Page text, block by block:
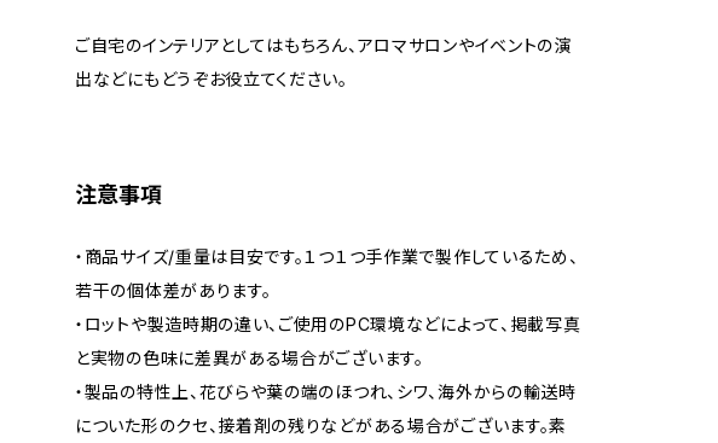
ご自宅のインテリアとしてはもちろん、アロマサロンやイベントの演
出などにもどうぞお役立てください。
注意事項
・商品サイズ/重量は目安です。１つ１つ手作業で製作しているため、
若干の個体差があります。
・ロットや製造時期の違い、ご使用のPC環境などによって、掲載写真
と実物の色味に差異がある場合がございます。
・製品の特性上、花びらや葉の端のほつれ、シワ、海外からの輸送時
についた形のクセ、接着剤の残りなどがある場合がございます。素